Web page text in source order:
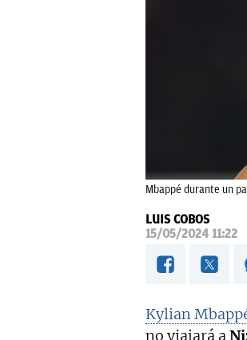
Mbappé durante un
LUIS COBOS
15/05/2024 11:22
Kylian
no viajará a